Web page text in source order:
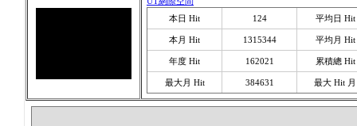
本日 Hit
124 平均日 Hit
本月 Hit 1315344 平均月 Hit
年度 Hit 162021 累積總 Hit
最大月 Hit 384631 最大 Hit 月